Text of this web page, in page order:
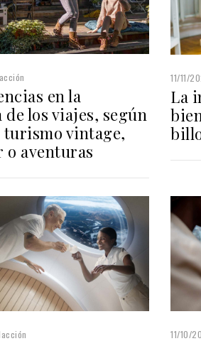
en la
los viajes, según
vintage,
o aventuras
11/11/
La
11/10/